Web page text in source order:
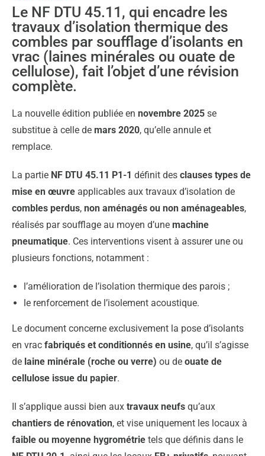
Le NF DTU 45.11, qui encadre les
travaux d’isolation thermique des
combles par soufflage d’isolants en
vrac (laines minérales ou ouate de
cellulose), fait l’objet d’une révision
complète.
La nouvelle édition publiée en novembre 2025 se
substitue à celle de mars 2020, qu’elle annule et
remplace.
La partie NF DTU 45.11 P1-1 définit des clauses types de
mise en œuvre applicables aux travaux d’isolation de
combles perdus, non aménagés ou non aménageables,
réalisés par soufflage au moyen d’une machine
pneumatique. Ces interventions visent à assurer une ou
plusieurs fonctions, notamment :
l’amélioration de l’isolation thermique des parois ;
le renforcement de l’isolement acoustique.
Le document concerne exclusivement la pose d’isolants
en vrac fabriqués et conditionnés en usine, qu’il s’agisse
de laine minérale (roche ou verre) ou de ouate de
cellulose issue du papier.
Il s’applique aussi bien aux travaux neufs qu’aux
chantiers de rénovation, et vise uniquement les locaux à
faible ou moyenne hygrométrie tels que définis dans le